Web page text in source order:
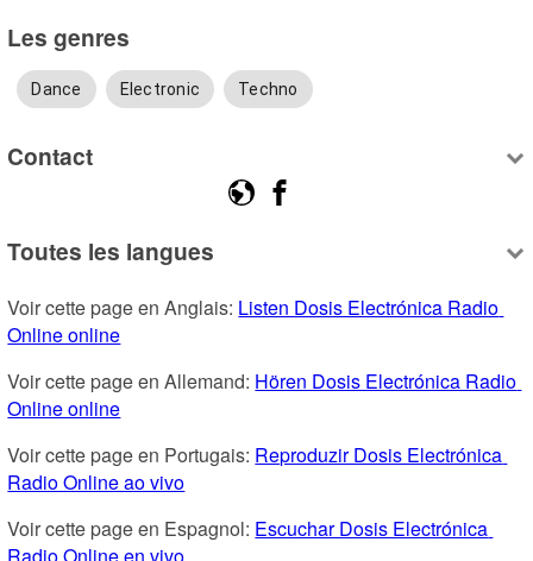
Les genres
Dance Electronic Techno
Contact
Toutes les langues
Voir cette page en Anglais: Listen Dosis Electrónica Radio
Online online
Voir cette page en Allemand: Hören Dosis Electrónica Radio
Online online
Voir cette page en Portugais: Reproduzir Dosis Electrónica
Radio Online ao vivo
Voir cette page en Espagnol: Escuchar Dosis Electrónica
Radio Online en vivo